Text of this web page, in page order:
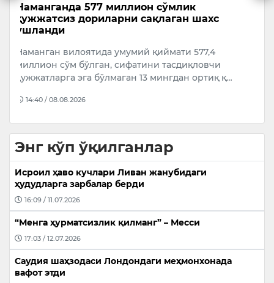
Беҳруз Каримов Швейсариянинг
“Лугано” клубига ўтди
клуби ҳимоячиси Беҳруз Каримов фаолиятини
Швейсариянинг “Лугано” клубида давом э…
Энг кўп ўқилганлар
Исроил ҳаво кучлари Ливан жанубидаги
ҳудудларга зарбалар берди
16:09 / 11.07.2026
“Менга ҳурматсизлик қилманг” – Месси
17:03 / 12.07.2026
Саудия шаҳзодаси Лондондаги меҳмонхонада
вафот этди